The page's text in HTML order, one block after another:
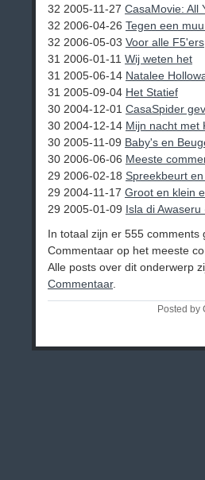
32 2005-11-27 CasaMovie: All
32 2006-04-26 Tegen een
32 2006-05-03 Voor alle F5'ers
31 2006-01-11 Wij weten het
31 2005-06-14 Natalee
31 2005-09-04 Het Statief
30 2004-12-01 CasaSpider
30 2004-12-14 Mijn nacht met
30 2005-11-09 Baby's en
30 2006-06-06 Meeste
29 2006-02-18 Spreekbeurt
29 2004-11-17 Groot en klein
29 2005-01-09 Isla di
In totaal zijn er 555
Commentaar op het meeste
Alle posts over dit onderwerp
Commentaar.
Posted by